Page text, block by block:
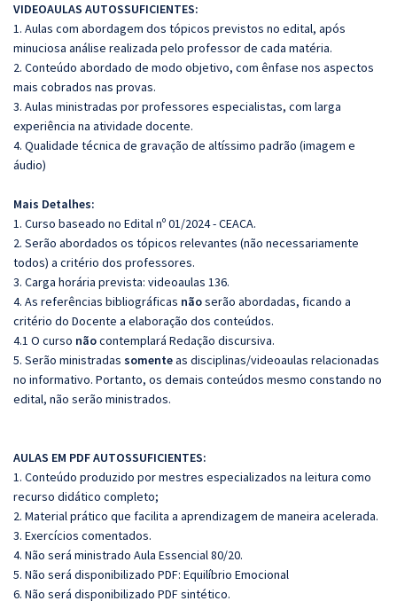
VIDEOAULAS AUTOSSUFICIENTES:
1. Aulas com abordagem dos tópicos previstos no edital, após
minuciosa análise realizada pelo professor de cada matéria.
2. Conteúdo abordado de modo objetivo, com ênfase nos aspectos
mais cobrados nas provas.
3. Aulas ministradas por professores especialistas, com larga
experiência na atividade docente.
4. Qualidade técnica de gravação de altíssimo padrão (imagem e
áudio)
Mais Detalhes:
1. Curso baseado no Edital nº 01/2024 - CEACA.
2. Serão abordados os tópicos relevantes (não necessariamente
todos) a critério dos professores.
3. Carga horária prevista: videoaulas 136.
4. As referências bibliográficas nãoserão abordadas, ficando a
critério do Docente a elaboração dos conteúdos.
4.1 O curso nãocontemplará Redação discursiva.
5. Serão ministradas somenteas disciplinas/videoaulas relacionadas
no informativo. Portanto, os demais conteúdos mesmo constando no
edital, não serão ministrados.
AULAS EM PDF AUTOSSUFICIENTES:
1. Conteúdo produzido por mestres especializados na leitura como
recurso didático completo;
2. Material prático que facilita a aprendizagem de maneira acelerada.
3. Exercícios comentados.
4. Não será ministrado Aula Essencial 80/20.
5. Não será disponibilizado PDF: Equilíbrio Emocional
6. Não será disponibilizado PDF sintético.